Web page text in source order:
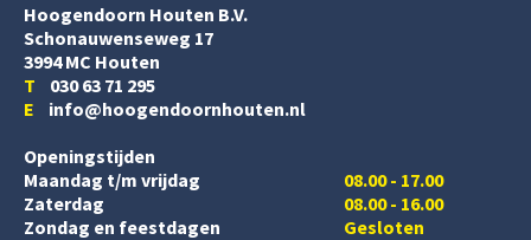
Hoogendoorn Houten B.V.
Schonauwenseweg 17
3994 MC Houten
T 030 63 71 295
E info@hoogendoornhouten.nl
Openingstijden
Maandag t/m vrijdag
Zaterdag
08.00 - 17.00
08.00 - 16.00
Zondag en feestdagen
Gesloten